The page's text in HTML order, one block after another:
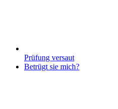
Prüfung versaut
Betrügt sie mich?